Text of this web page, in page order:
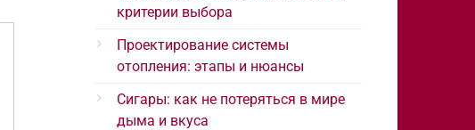
критерии выбора
Проектирование системы
отопления: этапы и нюансы
Сигары: как не потеряться в мире
дыма и вкуса